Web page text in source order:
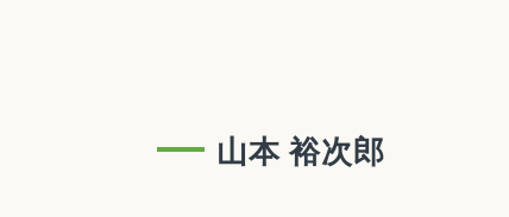
山本 裕次郎